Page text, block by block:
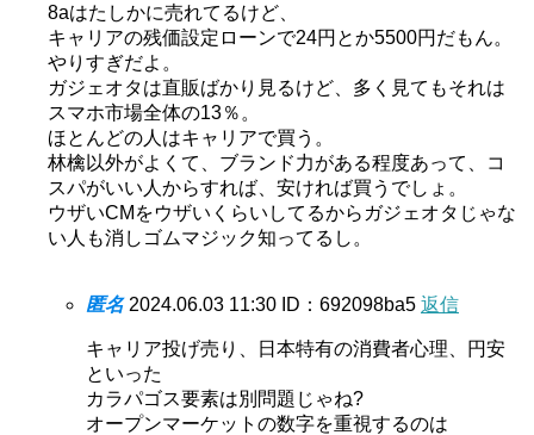
8aはたしかに売れてるけど、
キャリアの残価設定ローンで24円とか5500円だもん。
やりすぎだよ。
ガジェオタは直販ばかり見るけど、多く見てもそれは
スマホ市場全体の13％。
ほとんどの人はキャリアで買う。
林檎以外がよくて、ブランド力がある程度あって、コ
スパがいい人からすれば、安ければ買うでしょ。
ウザいCMをウザいくらいしてるからガジェオタじゃな
い人も消しゴムマジック知ってるし。
匿名 2024.06.03 11:30 ID：692098ba5 返信
キャリア投げ売り、日本特有の消費者心理、円安
といった
カラパゴス要素は別問題じゃね?
オープンマーケットの数字を重視するのは